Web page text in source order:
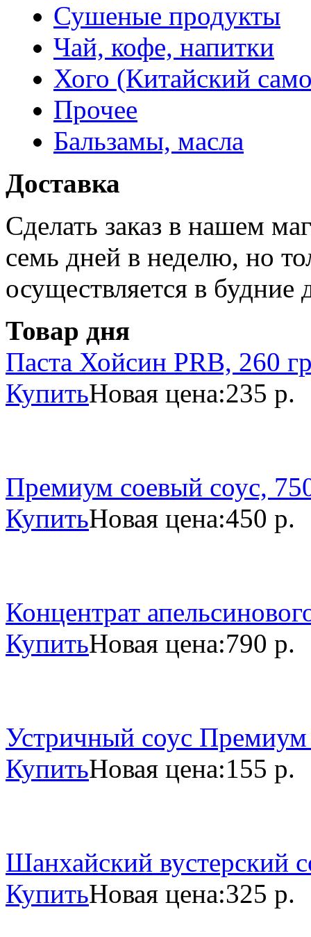
Сушеные продукты
Чай, кофе, напитки
Хого (Китайский
Прочее
Бальзамы, масла
Доставка
Сделать заказ в нашем
семь дней в неделю, но
осуществляется в будние
Товар дня
Паста Хойсин PRB, 260
КупитьНовая цена:235 р.
Премиум соевый соус,
КупитьНовая цена:450 р.
Концентрат
КупитьНовая цена:790 р.
Устричный соус
КупитьНовая цена:155 р.
Шанхайский вустерский
КупитьНовая цена:325 р.